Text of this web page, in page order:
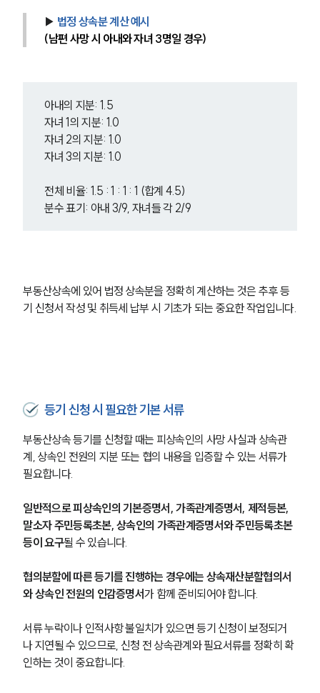
▶ 법정 상속분 계산 예시
(남편 사망 시 아내와 자녀 3명일 경우)
아내의 지분: 1.5
자녀 1의 지분: 1.0
자녀 2의 지분: 1.0
자녀 3의 지분: 1.0
전체 비율: 1.5 : 1 : 1 : 1 (합계 4.5)
분수 표기: 아내 3/9, 자녀들 각 2/9
부동산상속에 있어 법정 상속분을 정확히 계산하는 것은 추후 등
기 신청서 작성 및 취득세 납부 시 기초가 되는 중요한 작업입니다.
등기 신청 시 필요한 기본 서류
부동산상속 등기를 신청할 때는 피상속인의 사망 사실과 상속관
계, 상속인 전원의 지분 또는 협의 내용을 입증할 수 있는 서류가
필요합니다.
일반적으로 피상속인의 기본증명서, 가족관계증명서, 제적등본,
말소자 주민등록초본, 상속인의 가족관계증명서와 주민등록초본
등이 요구될 수 있습니다.
협의분할에 따른 등기를 진행하는 경우에는 상속재산분할협의서
와 상속인 전원의 인감증명서가 함께 준비되어야 합니다.
서류 누락이나 인적사항 불일치가 있으면 등기 신청이 보정되거
나 지연될 수 있으므로, 신청 전 상속관계와 필요서류를 정확히 확
인하는 것이 중요합니다.